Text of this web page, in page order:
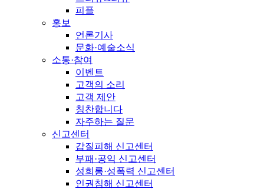
피플
홍보
언론기사
문화·예술소식
소통·참여
이벤트
고객의 소리
고객 제안
칭찬합니다
자주하는 질문
신고센터
갑질피해 신고센터
부패·공익 신고센터
성희롱·성폭력 신고센터
인권침해 신고센터